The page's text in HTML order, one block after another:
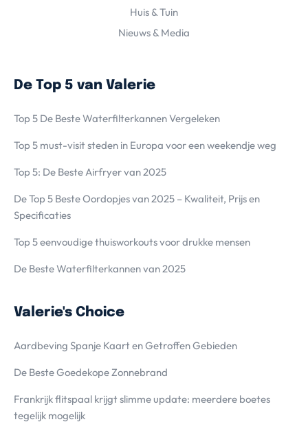
Huis & Tuin
Nieuws & Media
De Top 5 van Valerie
Top 5 De Beste Waterfilterkannen Vergeleken
Top 5 must-visit steden in Europa voor een weekendje weg
Top 5: De Beste Airfryer van 2025
De Top 5 Beste Oordopjes van 2025 – Kwaliteit, Prijs en
Specificaties
Top 5 eenvoudige thuisworkouts voor drukke mensen
De Beste Waterfilterkannen van 2025
Valerie's Choice
Aardbeving Spanje Kaart en Getroffen Gebieden
De Beste Goedekope Zonnebrand
Frankrijk flitspaal krijgt slimme update: meerdere boetes
tegelijk mogelijk